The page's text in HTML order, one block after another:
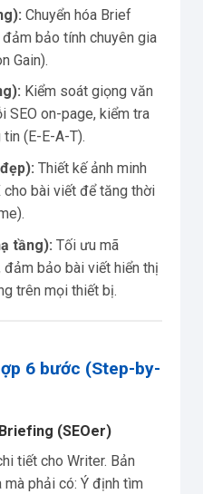
Chuyển hóa Brief
bảo tính chuyên gia
Gain).
Kiểm soát giọng văn
SEO on-page, kiểm tra
(E-E-A-T).
Thiết kế ảnh minh
bài viết để tăng thời
tầng): Tối ưu mã
đảm bảo bài viết hiển thị
trên mọi thiết bị.
6 bước (Step-by-
(SEOer)
tiết cho Writer. Bản
phải có: Ý định tìm